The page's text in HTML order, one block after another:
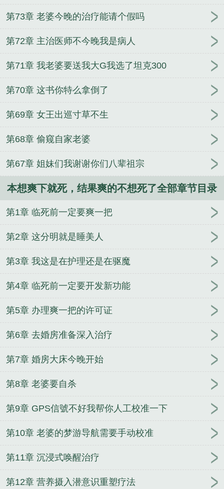
第73章 老婆今晚的治疗能请个假吗
第72章 主治医师不今晚我是病人
第71章 我老婆要送我大G我选了坦克300
第70章 这书你特么拿倒了
第69章 女王出巡寸草不生
第68章 偷窥自家老婆
第67章 姐妹们我谢谢你们八辈祖宗
本想爽下就死，结果爽的不想死了全部章节目录
第1章 临死前一定要爽一把
第2章 这分明就是睡美人
第3章 我这是在护理还是在驱魔
第4章 临死前一定要开发新功能
第5章 办理爽一把的许可证
第6章 去婚房准备深入治疗
第7章 婚房大床今晚开始
第8章 老婆要自杀
第9章 GPS信號不好我帮你人工校准一下
第10章 老婆的梦游导航需要手动校准
第11章 沉浸式唤醒治疗
第12章 营养摄入潜意识重塑疗法